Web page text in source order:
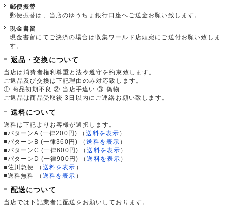
郵便振替
郵便振替は、当店のゆうちょ銀行口座へご送金お願い致します。
現金書留
現金書留にてご決済の場合は収集ワールド店頭宛にご送付お願い致しま
す。
返品・交換について
当店は消費者権利尊重と法令遵守を約束致します。
ご返品及び交換は下記理由のみ対応致します。
① 商品初期不良 ② 当店手違い ③ 偽物
ご返品は商品受取後 3日以内にご連絡お願い致します。
送料について
送料は下記よりお客様が選択します。
■パターンA (一律200円)
（送料を表示 ）
■パターンB (一律360円)
（送料を表示 ）
■パターンC (一律600円)
（送料を表示 ）
■パターンD (一律900円)
（送料を表示 ）
■佐川急便
（ 送料を表示 ）
■送料無料
（ 送料を表示 ）
配送について
当店では下記業者に配送をお願いしております。